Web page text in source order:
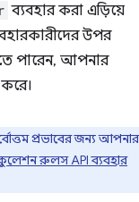
ব্যবহার করা এড়িয়ে
উপর
পারেন, আপনার
প্রভাবের জন্য আপনার
রুলস API ব্যবহার